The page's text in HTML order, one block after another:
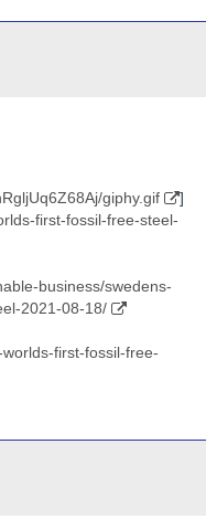
giphy.gif
]
first-fossil-free-steel-
business/swedens-
2021-08-18/
first-fossil-free-